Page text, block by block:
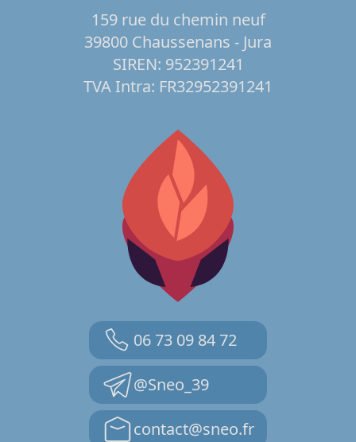
159 rue du chemin neuf
39800 Chaussenans - Jura
SIREN: 952391241
TVA Intra: FR32952391241
06 73 09 84 72
@Sneo_39
contact@sneo.fr